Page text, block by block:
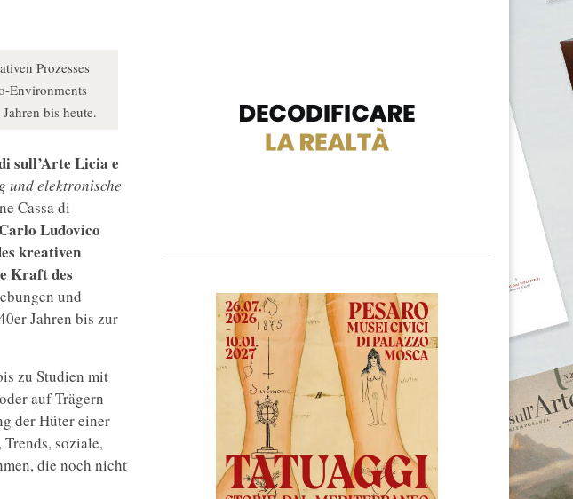
Prozesses
Environments
bis heute.
sull’Arte Licia e
und elektronische
Cassa di
Carlo Ludovico
kreativen
Kraft des
und
Jahren bis zur
zu Studien mit
auf Trägern
der Hüter einer
soziale,
die noch nicht